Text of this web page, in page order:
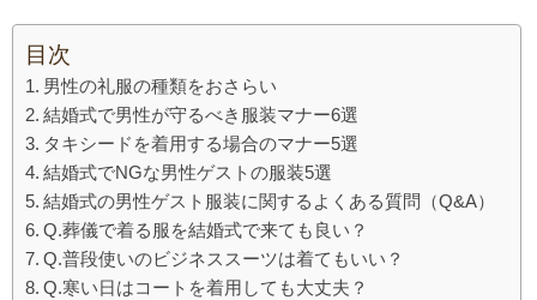
目次
男性の礼服の種類をおさらい
結婚式で男性が守るべき服装マナー6選
タキシードを着用する場合のマナー5選
結婚式でNGな男性ゲストの服装5選
結婚式の男性ゲスト服装に関するよくある質問（Q&A）
Q.葬儀で着る服を結婚式で来ても良い？
Q.普段使いのビジネススーツは着てもいい？
Q.寒い日はコートを着用しても大丈夫？